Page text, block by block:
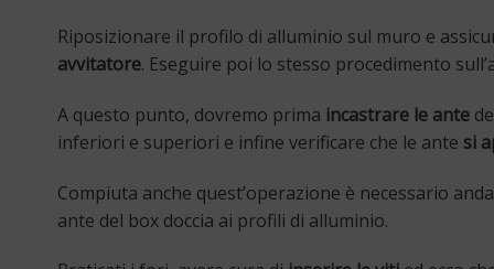
Riposizionare il profilo di alluminio sul muro e
avvitatore. Eseguire poi lo stesso procedimento
A questo punto, dovremo prima incastrare le ante
inferiori e superiori e infine verificare che le ante si
Compiuta anche quest’operazione è necessario
ante del box doccia ai profili di alluminio.